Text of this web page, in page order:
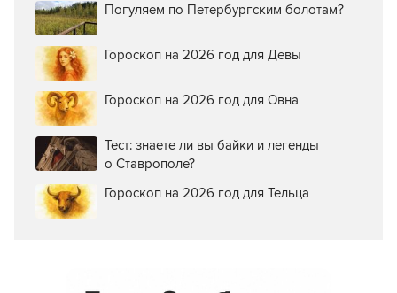
Погуляем по Петербургским болотам?
Гороскоп на 2026 год для Девы
Гороскоп на 2026 год для Овна
Тест: знаете ли вы байки и легенды
о Ставрополе?
Гороскоп на 2026 год для Тельца